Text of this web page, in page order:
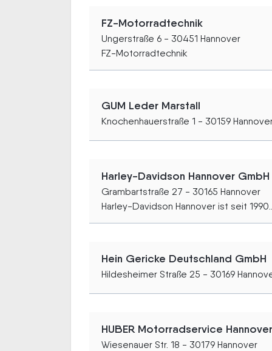
FZ-Motorradtechnik
Ungerstraße 6 - 30451 Hannover
FZ-Motorradtechnik
GUM Leder Marstall
Knochenhauerstraße 1 - 30159
Harley-Davidson Hannover GmbH
Grambartstraße 27 - 30165 Hannover
Harley-Davidson Hannover ist seit 1990...
Hein Gericke Deutschland GmbH
Hildesheimer Straße 25 - 30169
HUBER Motorradservice Hannover
Wiesenauer Str. 18 - 30179 Hannover